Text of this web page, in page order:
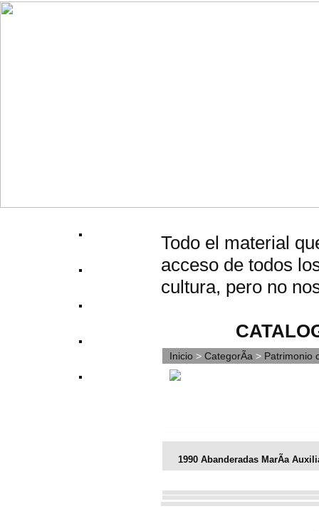
Todo el material
acceso de todos
cultura, pero no
Inicio > CategorÃ­a > Patrimonio
1990 Abanderadas MarÃ­a